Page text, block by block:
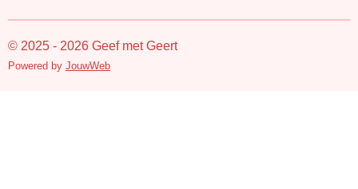
© 2025 - 2026 Geef met Geert
Powered by JouwWeb